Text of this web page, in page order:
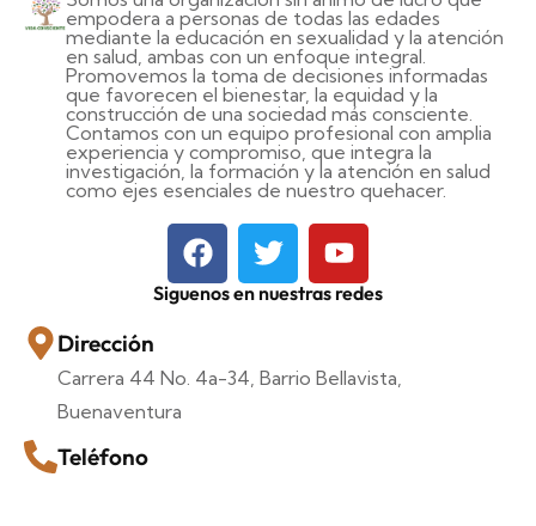
empodera a personas de todas las edades
mediante la educación en sexualidad y la atención
en salud, ambas con un enfoque integral.
Promovemos la toma de decisiones informadas
que favorecen el bienestar, la equidad y la
construcción de una sociedad más consciente.
Contamos con un equipo profesional con amplia
experiencia y compromiso, que integra la
investigación, la formación y la atención en salud
como ejes esenciales de nuestro quehacer.
Siguenos en nuestras redes
Dirección
Carrera 44 No. 4a-34, Barrio Bellavista,
Buenaventura
Teléfono